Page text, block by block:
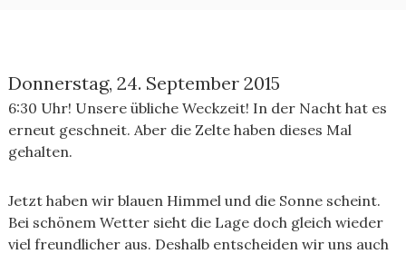
Donnerstag, 24. September 2015
6:30 Uhr! Unsere übliche Weckzeit! In der Nacht hat es
erneut geschneit. Aber die Zelte haben dieses Mal
gehalten.
Jetzt haben wir blauen Himmel und die Sonne scheint.
Bei schönem Wetter sieht die Lage doch gleich wieder
viel freundlicher aus. Deshalb entscheiden wir uns auch